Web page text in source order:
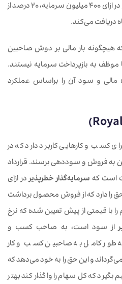
یک شرکت سرمایه‌گذاری خطرپذیر در ازای 400 میلیون سرمایه‌، 20 درصد از
هیچگونه بار مالی بر دوش صاحبین
موظف به بازپرداخت سرمایه نیستند.
مالی و سود آن را براساس عملکرد
برای کسب و کارهایی کاربرد دارد که در
به فروش و سوددهی برسند. قرارداد
است که سرمایه‌گذار خطرپذیردر ازای
را دارد که از فروش محصول برداشت
را با قیمتی از پیش تعیین شده که نرخ
از سود است، به صاحب کسب و
به طور کامل به صاحبین کسب و کار
و این حق را به خود می‌دهد که
که کل سهام را واگذار کند بهتر